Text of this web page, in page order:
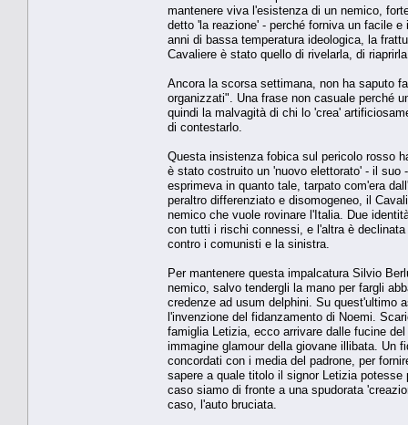
mantenere viva l'esistenza di un nemico,
detto 'la reazione' - perché forniva un facile
anni di bassa temperatura ideologica, la
Cavaliere è stato quello di rivelarla, di
Ancora la scorsa settimana, non ha saputo
organizzati". Una frase non casuale perché
quindi la malvagità di chi lo 'crea'
di contestarlo.
Questa insistenza fobica sul pericolo rosso
è stato costruito un 'nuovo elettorato' - il suo
esprimeva in quanto tale, tarpato com'era
peraltro differenziato e disomogeneo, il
nemico che vuole rovinare l'Italia. Due
con tutti i rischi connessi, e l'altra è
contro i comunisti e la sinistra.
Per mantenere questa impalcatura Silvio
nemico, salvo tendergli la mano per fargli
credenze ad usum delphini. Su quest'ultimo
l'invenzione del fidanzamento di Noemi.
famiglia Letizia, ecco arrivare dalle fucine
immagine glamour della giovane illibata. Un
concordati con i media del padrone, per
sapere a quale titolo il signor Letizia
caso siamo di fronte a una spudorata
caso, l'auto bruciata.